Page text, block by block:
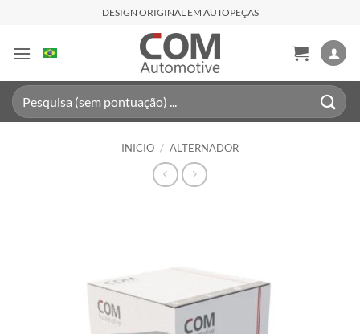
contenido
DESIGN ORIGINAL EM AUTOPEÇAS
Buscar
por:
INICIO / ALTERNADOR